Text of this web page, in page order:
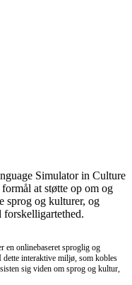
Simulator in Culture
at støtte op om og
sprog og kulturer, og
onlinebaseret sproglig og
interaktive miljø, som kobles
sig viden om sprog og kultur,